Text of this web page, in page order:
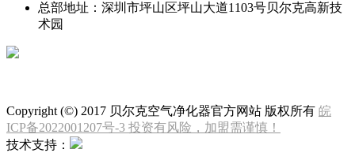
总部地址：深圳市坪山区坪山大道1103号贝尔克高新技
术园
Copyright (©) 2017 贝尔克空气净化器官方网站 版权所有 皖
ICP备2022001207号-3 投资有风险，加盟需谨慎！
技术支持：